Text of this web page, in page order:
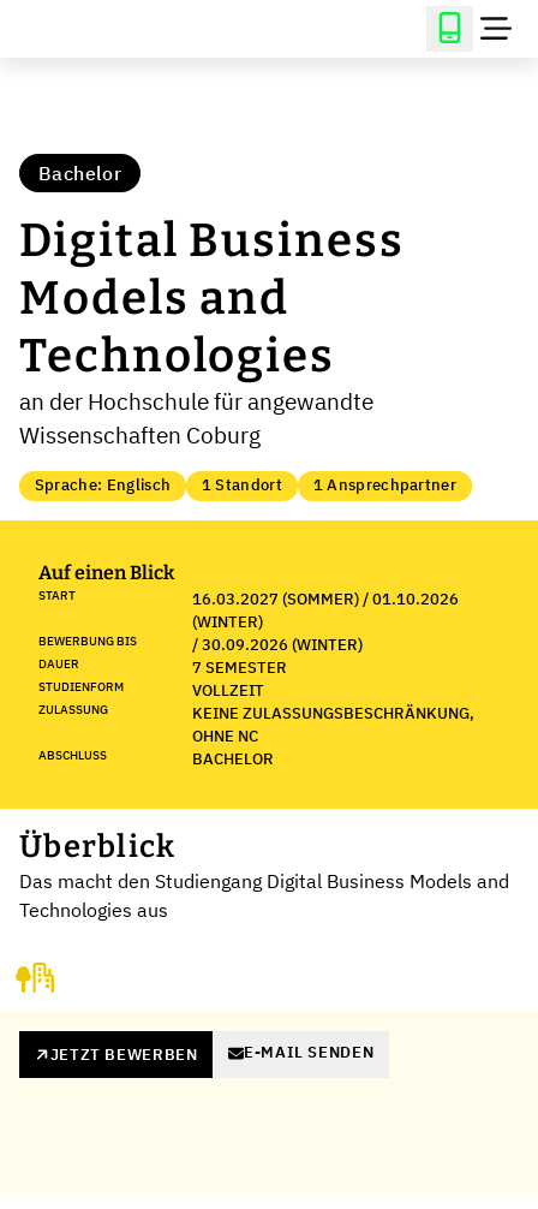
Bachelor
Digital Business
Models and
Technologies
an der Hochschule für angewandte
Wissenschaften Coburg
Sprache: Englisch 1 Standort 1 Ansprechpartner
Auf einen Blick
START
16.03.2027 (SOMMER) / 01.10.2026
(WINTER)
BEWERBUNG BIS / 30.09.2026 (WINTER)
DAUER 7 SEMESTER
STUDIENFORM VOLLZEIT
ZULASSUNG
KEINE ZULASSUNGSBESCHRÄNKUNG,
OHNE NC
ABSCHLUSS BACHELOR
Überblick
Das macht den Studiengang Digital Business Models and
Technologies aus
JETZT BEWERBEN E-MAIL SENDEN